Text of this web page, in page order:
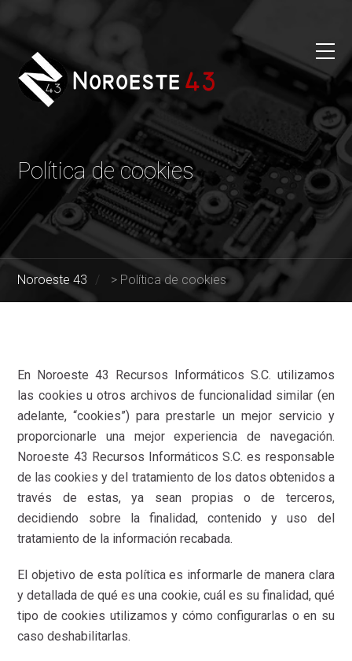
Política de cookies
Noroeste 43 > Política de cookies
En Noroeste 43 Recursos Informáticos S.C. utilizamos
las cookies u otros archivos de funcionalidad similar (en
adelante, “cookies”) para prestarle un mejor servicio y
proporcionarle una mejor experiencia de navegación.
Noroeste 43 Recursos Informáticos S.C. es responsable
de las cookies y del tratamiento de los datos obtenidos a
través de estas, ya sean propias o de terceros,
decidiendo sobre la finalidad, contenido y uso del
tratamiento de la información recabada.
El objetivo de esta política es informarle de manera clara
y detallada de qué es una cookie, cuál es su finalidad, qué
tipo de cookies utilizamos y cómo configurarlas o en su
caso deshabilitarlas.